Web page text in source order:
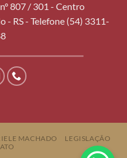
807 / 301 - Centro
- RS - Telefone (54) 3311-
MACHADO
LEGISLAÇÃO